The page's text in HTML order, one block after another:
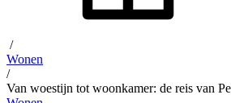
/
Wonen
/
Van woestijn tot woonkamer: de reis van